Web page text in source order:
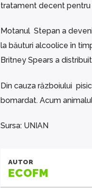
tratament decent pentru
Motanul Stepan a
la băuturi alcoolice în
Britney Spears a
Din cauza războiului
bomardat. Acum
Sursa: UNIAN
AUTOR
ECOFM